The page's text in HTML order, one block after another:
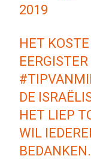
2019
HET
DE
HET LIEP
WIL